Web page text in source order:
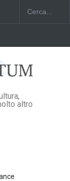
Alliance ofAmerica
altro